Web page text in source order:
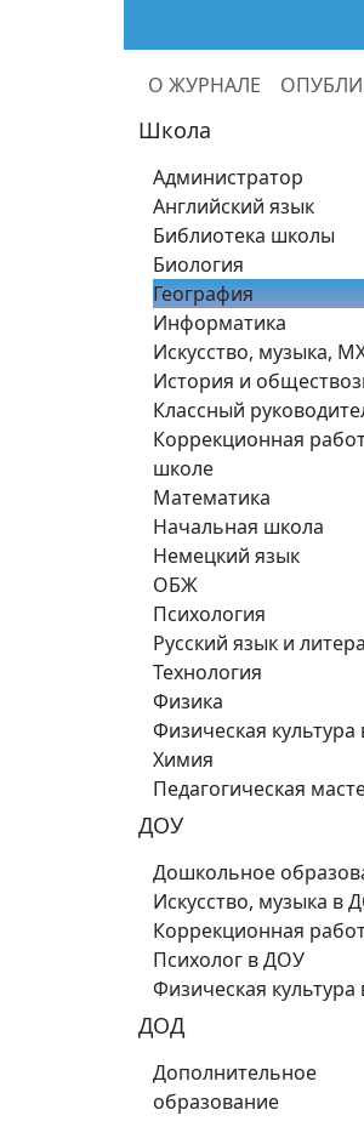
О ЖУРНАЛЕ
Школа
Администратор
Английский язык
Библиотека школы
Биология
География
Информатика
Искусство, музыка,
История и
Классный
Коррекционная
школе
Математика
Начальная школа
Немецкий язык
ОБЖ
Психология
Русский язык и
Технология
Физика
Физическая
Химия
Педагогическая
ДОУ
Дошкольное
Искусство, музыка в
Коррекционная
Психолог в ДОУ
Физическая
ДОД
Дополнительное
образование